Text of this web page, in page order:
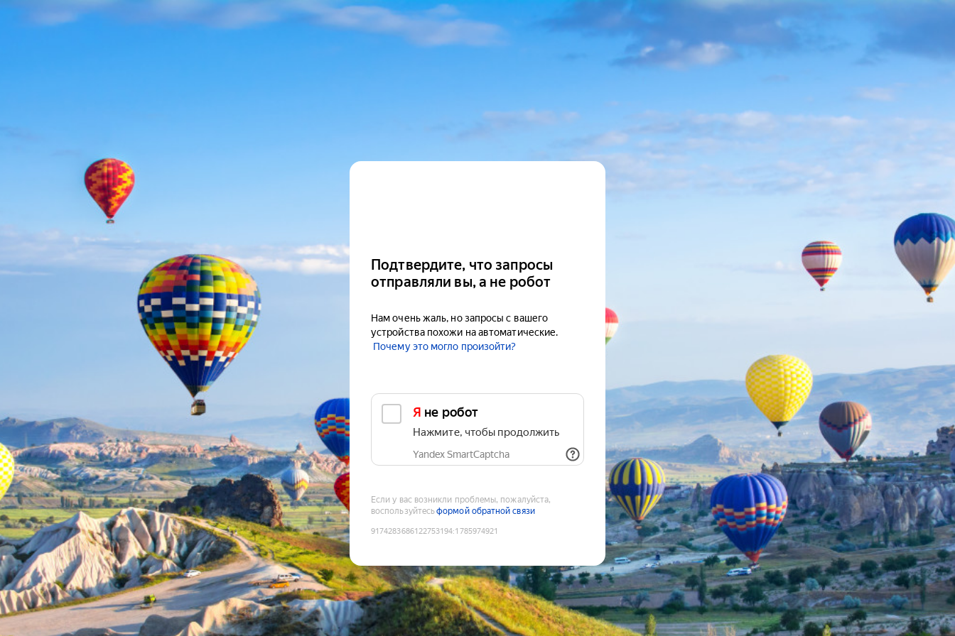
Подтвердите, что запросы
отправляли вы, а не робот
Нам очень жаль, но запросы с вашего
устройства похожи на автоматические.
Почему это могло произойти?
Я не робот
Нажмите, чтобы продолжить
Yandex SmartCaptcha
Если у вас возникли проблемы, пожалуйста,
воспользуйтесьформой обратной связи
9174283686122753194:1785974921